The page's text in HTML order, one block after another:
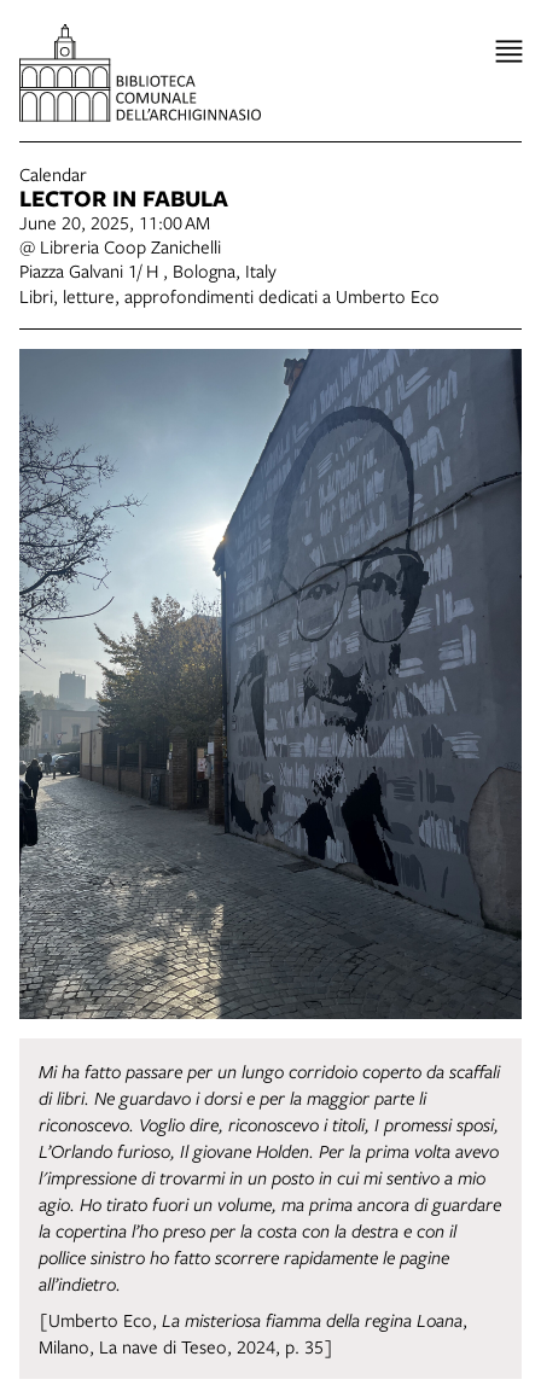
Calendar
LECTOR IN FABULA
June 20, 2025, 11:00 AM
@ Libreria Coop Zanichelli
Piazza Galvani 1/ H , Bologna, Italy
Libri, letture, approfondimenti dedicati a Umberto Eco
Mi ha fatto passare per un lungo corridoio coperto da scaffali
di libri. Ne guardavo i dorsi e per la maggior parte li
riconoscevo. Voglio dire, riconoscevo i titoli, I promessi sposi,
L’Orlando furioso, Il giovane Holden. Per la prima volta avevo
l'impressione di trovarmi in un posto in cui mi sentivo a mio
agio. Ho tirato fuori un volume, ma prima ancora di guardare
la copertina l’ho preso per la costa con la destra e con il
pollice sinistro ho fatto scorrere rapidamente le pagine
all’indietro.
[Umberto Eco, La misteriosa fiamma della regina Loana,
Milano, La nave di Teseo, 2024, p. 35]